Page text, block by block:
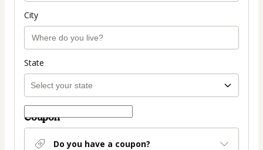
City
State
Coupon
Do you have a coupon?